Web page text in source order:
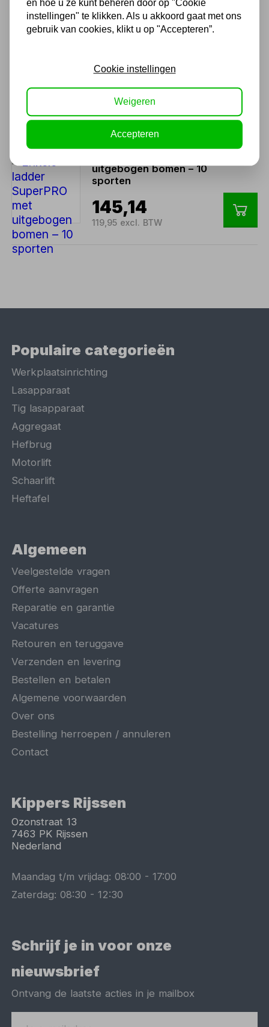
82,95 excl. BTW
sporten
120,94
99,95 excl. BTW
uitgebogen bomen – 10
sporten
145,14
119,95 excl. BTW
Populaire categorieën
Werkplaatsinrichting
Lasapparaat
Tig lasapparaat
Aggregaat
Hefbrug
Motorlift
Schaarlift
Heftafel
Algemeen
Veelgestelde vragen
Offerte aanvragen
Reparatie en garantie
Vacatures
Retouren en teruggave
Verzenden en levering
Bestellen en betalen
Algemene voorwaarden
Over ons
Bestelling herroepen / annuleren
Contact
Kippers Rijssen
Ozonstraat 13
7463 PK Rijssen
Nederland
Maandag t/m vrijdag:08:00 -17:00
Zaterdag:08:30 -12:30
Schrijf je in voor onze
nieuwsbrief
Ontvang de laatste acties in je mailbox
en hoe u ze kunt beheren door op "Cookie
instellingen" te klikken. Als u akkoord gaat met ons
gebruik van cookies, klikt u op "Accepteren”.
Cookie instellingen
Weigeren
Accepteren